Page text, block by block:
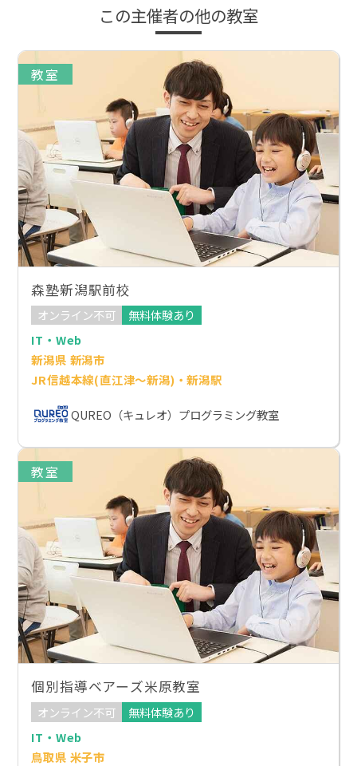
この主催者の他の教室
教室
森塾新潟駅前校
オンライン不可
無料体験あり
IT・Web
新潟県 新潟市
JR信越本線(直江津～新潟)・新潟駅
QUREO（キュレオ）プログラミング教室
教室
個別指導ベアーズ米原教室
オンライン不可
無料体験あり
IT・Web
鳥取県 米子市